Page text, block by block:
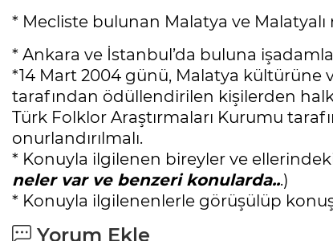
* Mecliste bulunan Malatya ve
* Ankara ve İstanbul’da buluna
*14 Mart 2004 günü, Malatya kültürüne
tarafından ödüllendirilen kişilerden halk
Türk Folklor Araştırmaları Kurumu
onurlandırılmalı.
* Konuyla ilgilenen bireyler ve
neler var ve benzeri konularda...)
* Konuyla ilgilenenlerle görüşülüp
Yorum Ekle